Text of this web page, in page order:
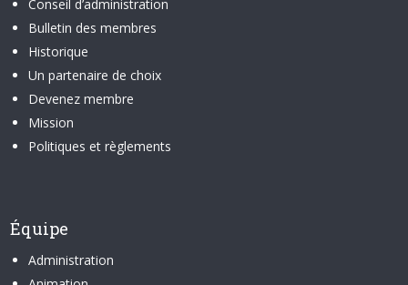
Conseil d’administration
Bulletin des membres
Historique
Un partenaire de choix
Devenez membre
Mission
Politiques et règlements
Équipe
Administration